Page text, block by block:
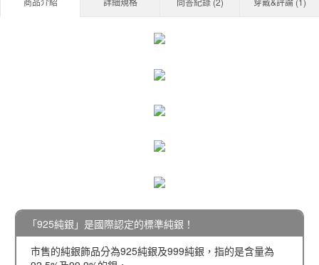
「925純銀」是國際認定的標準純銀！
市售的純銀飾品分為925純銀及999純銀，指的是含量為